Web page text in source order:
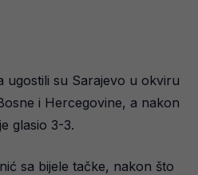
ugostili su Sarajevo u okviru
i Hercegovine, a nakon
glasio 3-3.
sa bijele tačke, nakon što